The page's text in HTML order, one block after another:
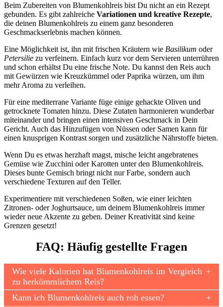
Beim Zubereiten von Blumenkohlreis bist Du nicht an ein Rezept
gebunden. Es gibt zahlreiche Variationen und kreative Rezepte,
die deinen Blumenkohlreis zu einem ganz besonderen
Geschmackserlebnis machen können.
Eine Möglichkeit ist, ihn mit frischen Kräutern wie Basilikum oder
Petersilie zu verfeinern. Einfach kurz vor dem Servieren unterrühren
und schon erhältst Du eine frische Note. Du kannst den Reis auch
mit Gewürzen wie Kreuzkümmel oder Paprika würzen, um ihm
mehr Aroma zu verleihen.
Für eine mediterrane Variante füge einige gehackte Oliven und
getrocknete Tomaten hinzu. Diese Zutaten harmonieren wunderbar
miteinander und bringen einen intensiven Geschmack in Dein
Gericht. Auch das Hinzufügen von Nüssen oder Samen kann für
einen knusprigen Kontrast sorgen und zusätzliche Nährstoffe bieten.
Wenn Du es etwas herzhaft magst, mische leicht angebratenes
Gemüse wie Zucchini oder Karotten unter den Blumenkohlreis.
Dieses bunte Gemisch bringt nicht nur Farbe, sondern auch
verschiedene Texturen auf den Teller.
Experimentiere mit verschiedenen Soßen, wie einer leichten
Zitronen- oder Joghurtsauce, um deinem Blumenkohlreis immer
wieder neue Akzente zu geben. Deiner Kreativität sind keine
Grenzen gesetzt!
FAQ: Häufig gestellte Fragen
Wie viele Kalorien hat Blumenkohlreis im Vergleich
zu herkömmlichem Reis?
Kann ich Blumenkohlreis auch roh essen?